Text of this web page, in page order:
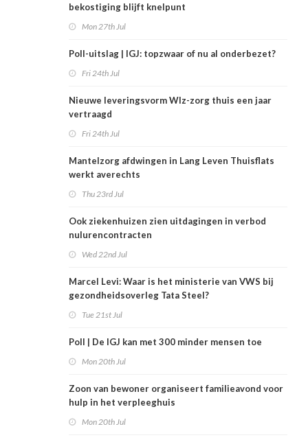
bekostiging blijft knelpunt
Mon 27th Jul
Poll-uitslag | IGJ: topzwaar of nu al onderbezet?
Fri 24th Jul
Nieuwe leveringsvorm Wlz-zorg thuis een jaar
vertraagd
Fri 24th Jul
Mantelzorg afdwingen in Lang Leven Thuisflats
werkt averechts
Thu 23rd Jul
Ook ziekenhuizen zien uitdagingen in verbod
nulurencontracten
Wed 22nd Jul
Marcel Levi: Waar is het ministerie van VWS bij
gezondheidsoverleg Tata Steel?
Tue 21st Jul
Poll | De IGJ kan met 300 minder mensen toe
Mon 20th Jul
Zoon van bewoner organiseert familieavond voor
hulp in het verpleeghuis
Mon 20th Jul